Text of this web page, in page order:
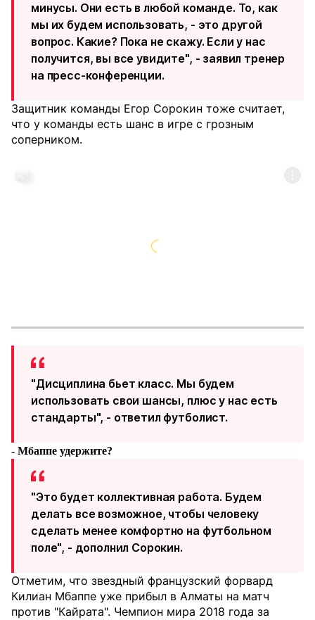
минусы. Они есть в любой команде. То, как
мы их будем использовать, - это другой
вопрос. Какие? Пока не скажу. Если у нас
получится, вы все увидите", - заявил тренер
на пресс-конференции.
Защитник команды Егор Сорокин тоже считает,
что у команды есть шанс в игре с грозным
соперником.
"Дисциплина бьет класс. Мы будем
использовать свои шансы, плюс у нас есть
стандарты", - ответил футболист.
- Мбаппе удержите?
"Это будет коллективная работа. Будем
делать все возможное, чтобы человеку
сделать менее комфортно на футбольном
поле", - дополнил Сорокин.
Отметим, что звездный французский форвард
Килиан Мбаппе уже прибыл в Алматы на матч
против "Кайрата". Чемпион мира 2018 года за